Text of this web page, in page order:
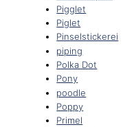
Pigglet
Piglet
Pinselstickerei
piping
Polka Dot
Pony
poodle
Poppy
Primel